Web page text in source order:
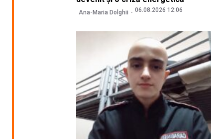
Ana-Maria Dolghii 06.08.2026 12:06